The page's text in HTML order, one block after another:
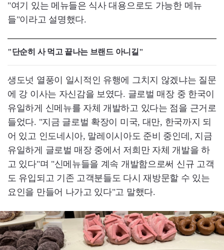
"여기 있는 메뉴들은 식사 대용으로도 가능한 메뉴
들"이라고 설명했다.
"단순히 사 먹고 끝나는 브랜드 아니길"
생도넛 열풍이 일시적인 유행에 그치지 않겠냐는 질문
에 강 이사는 자신감을 보였다. 글로벌 매장 중 한국이
유일하게 신메뉴를 자체 개발하고 있다는 점을 근거로
들었다. "지금 글로벌 확장이 미국, 대만, 한국까지 되
어 있고 인도네시아, 말레이시아도 준비 중인데, 지금
유일하게 글로벌 매장 중에서 저희만 자체 개발을 하
고 있다"며 "신메뉴들을 계속 개발함으로써 신규 고객
도 유입되고 기존 고객분들도 다시 재방문할 수 있는
요인을 만들어 나가고 있다"고 말했다.